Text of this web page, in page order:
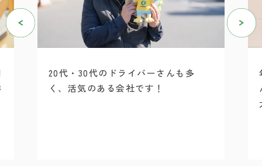
20代・30代のドライバーさんも多
く、活気のある会社です！